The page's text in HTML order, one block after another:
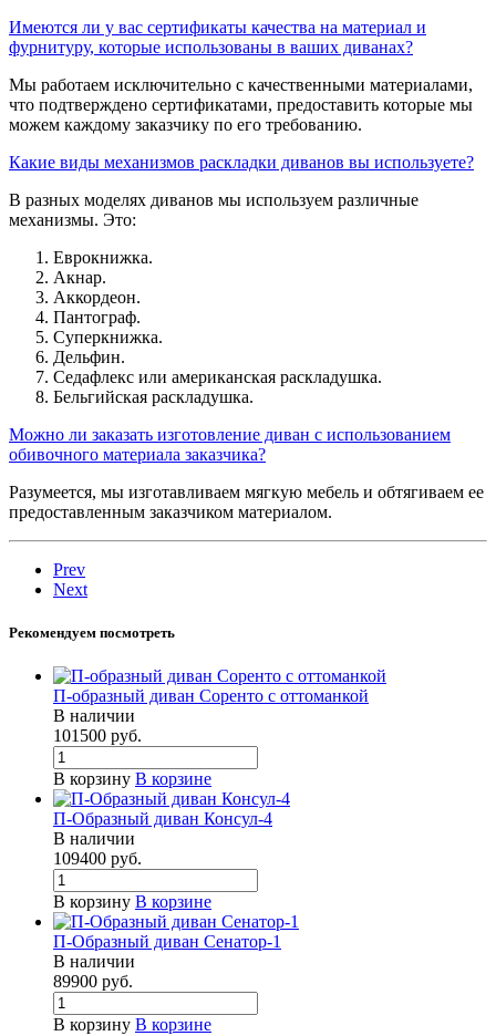
Имеются ли у вас сертификаты качества на материал и
фурнитуру, которые использованы в ваших диванах?
Мы работаем исключительно с качественными материалами,
что подтверждено сертификатами, предоставить которые мы
можем каждому заказчику по его требованию.
Какие виды механизмов раскладки диванов вы используете?
В разных моделях диванов мы используем различные
механизмы. Это:
Еврокнижка.
Акнар.
Аккордеон.
Пантограф.
Суперкнижка.
Дельфин.
Седафлекс или американская раскладушка.
Бельгийская раскладушка.
Можно ли заказать изготовление диван с использованием
обивочного материала заказчика?
Разумеется, мы изготавливаем мягкую мебель и обтягиваем ее
предоставленным заказчиком материалом.
Prev
Next
Рекомендуем посмотреть
П-образный диван Соренто с оттоманкой
В наличии
101500 руб.
В корзину В корзине
П-Образный диван Консул-4
В наличии
109400 руб.
В корзину В корзине
П-Образный диван Сенатор-1
В наличии
89900 руб.
В корзину В корзине